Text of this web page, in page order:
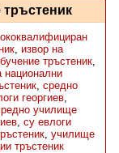
тръстеник
, извор на
тръстеник,
национални
, средно
георгиев,
училище
, су евлоги
, училище
тръстеник